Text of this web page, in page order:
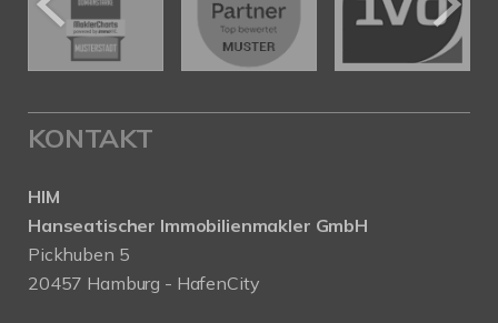
KONTAKT
HIM
Hanseatischer Immobilienmakler GmbH
Pickhuben 5
20457 Hamburg - HafenCity